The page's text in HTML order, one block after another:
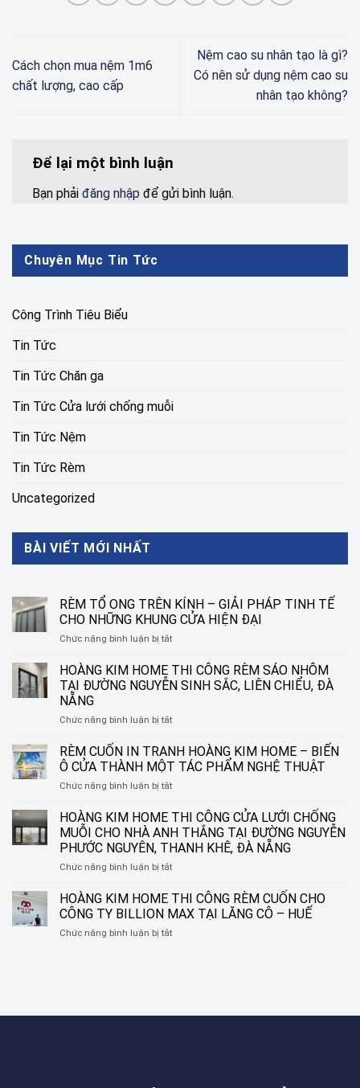
Cách chọn mua nệm 1m6
chất lượng, cao cấp
Nệm cao su nhân tạo là gì?
Có nên sử dụng nệm cao su
nhân tạo không?
Để lại một bình luận
Bạn phải đăng nhập để gửi bình luận.
Chuyên Mục Tin Tức
Công Trình Tiêu Biểu
Tin Tức
Tin Tức Chăn ga
Tin Tức Cửa lưới chống muỗi
Tin Tức Nệm
Tin Tức Rèm
Uncategorized
BÀI VIẾT MỚI NHẤT
RÈM TỔ ONG TRÊN KÍNH – GIẢI PHÁP TINH TẾ
CHO NHỮNG KHUNG CỬA HIỆN ĐẠI
Chức năng bình luận bị tắtở
TỔ
ONG
TRÊN
–
PHÁP
TINH
TẾ
CHO
KHUNG
CỬA
HIỆN
HOÀNG KIM HOME THI CÔNG RÈM SÁO NHÔM
TẠI ĐƯỜNG NGUYỄN SINH SẮC, LIÊN CHIỂU, ĐÀ
NẴNG
Chức năng bình luận bị tắtở
KIM
HOME
THI
CÔNG
SÁO
NHÔM
TẠI
ĐƯỜNG
NGUYỄN
SẮC,
LIÊN
ĐÀ
RÈM CUỐN IN TRANH HOÀNG KIM HOME – BIẾN
Ô CỬA THÀNH MỘT TÁC PHẨM NGHỆ THUẬT
Chức năng bình luận bị tắtở
CUỐN
IN
TRANH
HOÀNG
KIM
–
BIẾN
Ô
CỬA
THUẬT
HOÀNG KIM HOME THI CÔNG CỬA LƯỚI CHỐNG
MUỖI CHO NHÀ ANH THẮNG TẠI ĐƯỜNG NGUYỄN
PHƯỚC NGUYÊN, THANH KHÊ, ĐÀ NẴNG
Chức năng bình luận bị tắtở
KIM
HOME
THI
CÔNG
NHÀ
HOÀNG KIM HOME THI CÔNG RÈM CUỐN CHO
CÔNG TY BILLION MAX TẠI LĂNG CÔ – HUẾ
Chức năng bình luận bị tắtở
RÈM